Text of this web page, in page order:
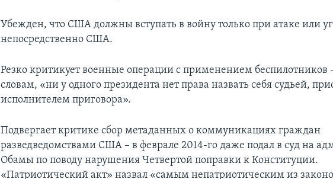
Убежден, что США должны вступать в войну только при атаке или
непосредственно США.
Резко критикует военные операции с применением беспилотников
словам, «ни у одного президента нет права назвать себя судьей,
исполнителем приговора».
Подвергает критике сбор метаданных о коммуникациях граждан
разведведомствами США – в феврале 2014-го даже подал в суд на
Обамы по поводу нарушения Четвертой поправки к Конституции.
«Патриотический акт» назвал «самым непатриотическим из